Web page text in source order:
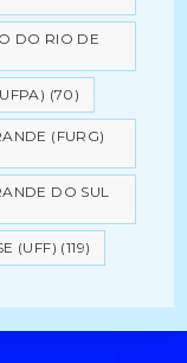
DO RIO DE
(70)
(FURG)
DO SUL
(UFF) (119)